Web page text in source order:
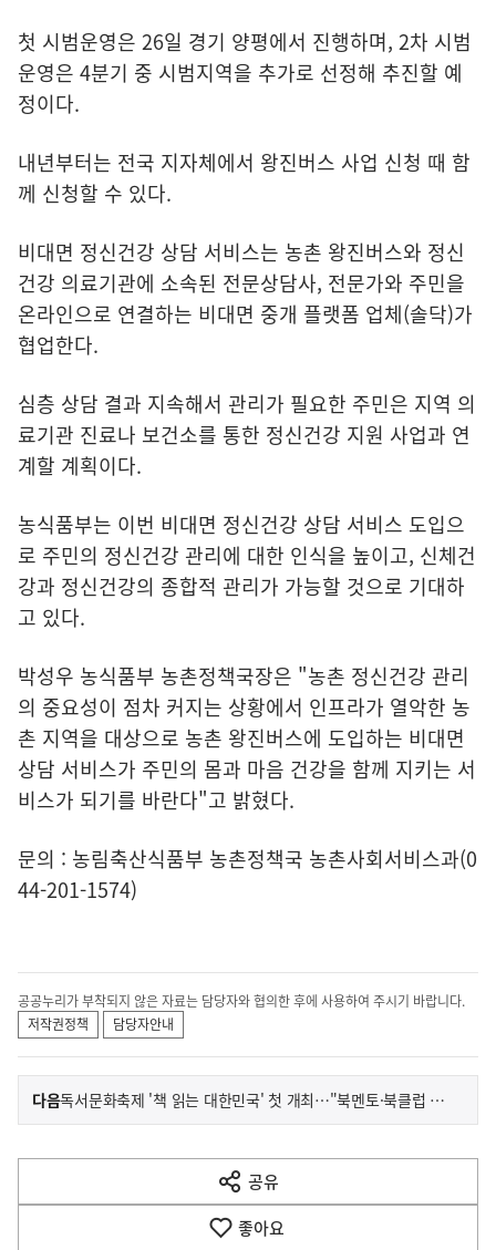
첫 시범운영은 26일 경기 양평에서 진행하며, 2차 시범
운영은 4분기 중 시범지역을 추가로 선정해 추진할 예
정이다.
내년부터는 전국 지자체에서 왕진버스 사업 신청 때 함
께 신청할 수 있다.
비대면 정신건강 상담 서비스는 농촌 왕진버스와 정신
건강 의료기관에 소속된 전문상담사, 전문가와 주민을
온라인으로 연결하는 비대면 중개 플랫폼 업체(솔닥)가
협업한다.
심층 상담 결과 지속해서 관리가 필요한 주민은 지역 의
료기관 진료나 보건소를 통한 정신건강 지원 사업과 연
계할 계획이다.
농식품부는 이번 비대면 정신건강 상담 서비스 도입으
로 주민의 정신건강 관리에 대한 인식을 높이고, 신체건
강과 정신건강의 종합적 관리가 가능할 것으로 기대하
고 있다.
박성우 농식품부 농촌정책국장은 "농촌 정신건강 관리
의 중요성이 점차 커지는 상황에서 인프라가 열악한 농
촌 지역을 대상으로 농촌 왕진버스에 도입하는 비대면
상담 서비스가 주민의 몸과 마음 건강을 함께 지키는 서
비스가 되기를 바란다"고 밝혔다.
문의 : 농림축산식품부 농촌정책국 농촌사회서비스과(0
44-201-1574)
공공누리가 부착되지 않은 자료는 담당자와 협의한 후에 사용하여 주시기 바랍니다.
저작권정책
담당자안내
이
전
다
음
다음기
사
독서문화축제 '책 읽는 대한민국' 첫 개최…"북멘토·북클럽 동행"
공유
열
기
좋아요